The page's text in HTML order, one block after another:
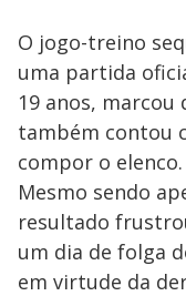
O jogo-treino
uma partida
19 anos, marcou
também contou
compor o elenco.
Mesmo sendo
resultado
um dia de folga
em virtude da